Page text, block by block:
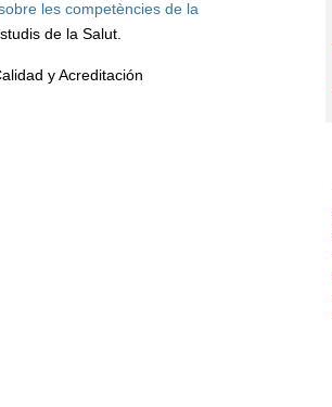
les competències de la
de la Salut.
y Acreditación